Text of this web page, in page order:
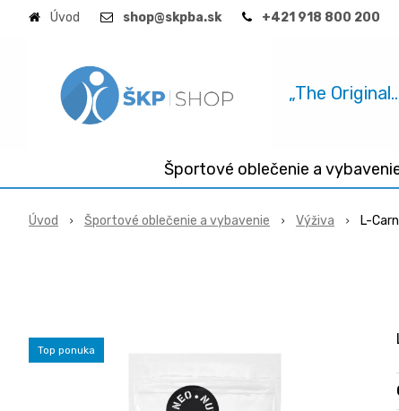
„The
Úvod shop@skpba.sk +421 918 800 200
Športové oblečenie a
Úvod Športové oblečenie a vybavenie Výživa L-
Top ponuka